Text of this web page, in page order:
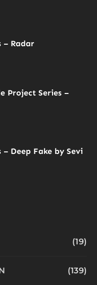
– Radar
Project Series –
– Deep Fake by Sevi
(19)
(139)